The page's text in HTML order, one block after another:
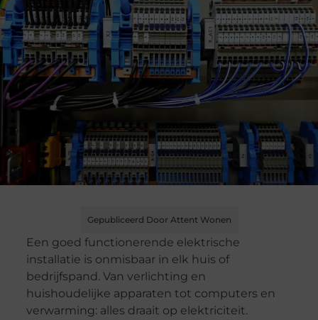
Gepubliceerd Door Attent Wonen
Een goed functionerende elektrische
installatie is onmisbaar in elk huis of
bedrijfspand. Van verlichting en
huishoudelijke apparaten tot computers en
verwarming: alles draait op elektriciteit.